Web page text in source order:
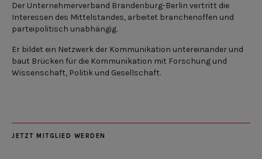
Der Unternehmerverband Brandenburg-Berlin vertritt die
Interessen des Mittelstandes, arbeitet branchenoffen und
parteipolitisch unabhängig.
Er bildet ein Netzwerk der Kommunikation untereinander und
baut Brücken für die Kommunikation mit Forschung und
Wissenschaft, Politik und Gesellschaft.
JETZT MITGLIED WERDEN